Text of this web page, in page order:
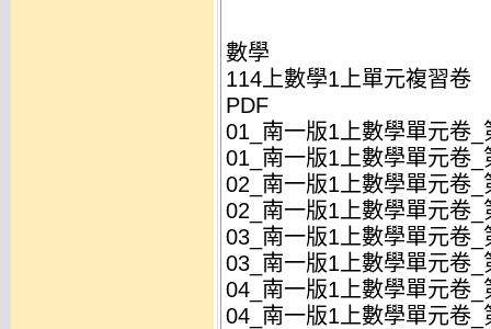
數學
114上數學1上單元複習卷
PDF
01_南一版1上數學單元卷
01_南一版1上數學單元卷
02_南一版1上數學單元卷
02_南一版1上數學單元卷
03_南一版1上數學單元卷
03_南一版1上數學單元卷
04_南一版1上數學單元卷
04_南一版1上數學單元卷